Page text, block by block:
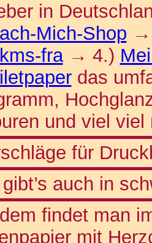
in
Mich-Shop
kms-fra → 4.)
das
und viel viel
für
auch in
findet man
mit